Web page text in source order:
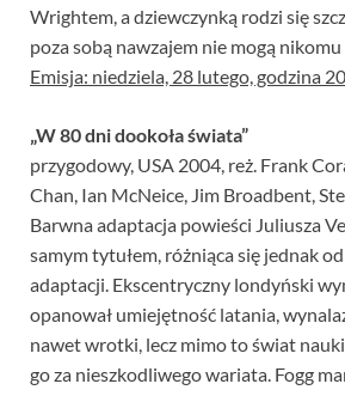
Wrightem, a dziewczynką rodzi się
poza sobą nawzajem nie mogą nikomu
Emisja: niedziela, 28 lutego, godzina
„W 80 dni dookoła świata”
przygodowy, USA 2004, reż. Frank
Chan, Ian McNeice, Jim Broadbent,
Barwna adaptacja powieści Juliusza
samym tytułem, różniąca się jednak
adaptacji. Ekscentryczny londyński
opanował umiejętność latania,
nawet wrotki, lecz mimo to świat
go za nieszkodliwego wariata. Fogg